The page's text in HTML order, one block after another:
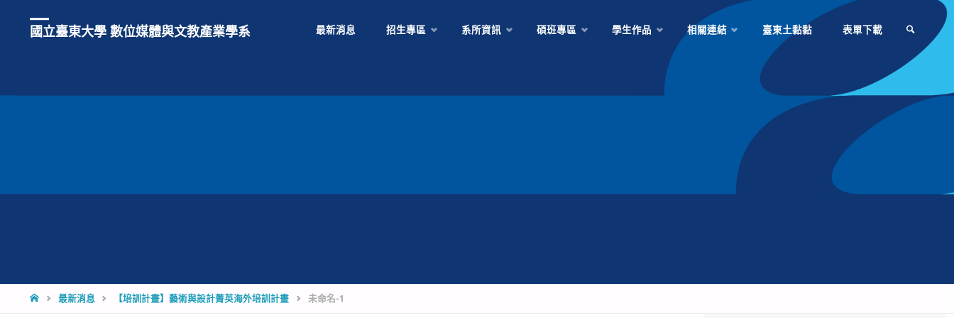
國立臺東大學 數位媒體與文教產業學系 最新消息 招生專區 系所資訊 碩班專區 學生作品 相關連結 臺東土黏黏 表單下載
HOME最新消息 【培訓計畫】藝術與設計菁英海外培訓計畫 未命名-1